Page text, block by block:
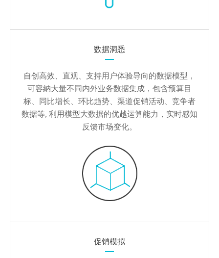
数据洞悉
自创高效、直观、支持用户体验导向的数据模型，
可容納大量不同内外业务数据集成，包含预算目
标、同比增长、环比趋势、渠道促销活动、竞争者
数据等, 利用模型大数据的优越运算能力，实时感知
反馈市场变化。
促销模拟